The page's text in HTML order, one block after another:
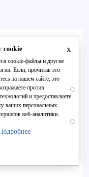
в 2026 году:
i
люди
i
слов!
x
cookie
cookie-файлы и другие
Если, прочитав это
на нашем сайте, это
против
и предоставляете
ваших персональных
веб-аналитики.